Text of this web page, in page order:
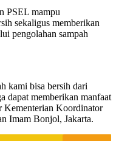
PSEL mampu
sekaligus memberikan
pengolahan sampah
kami bisa bersih dari
dapat memberikan manfaat
Kementerian Koordinator
Imam Bonjol, Jakarta.